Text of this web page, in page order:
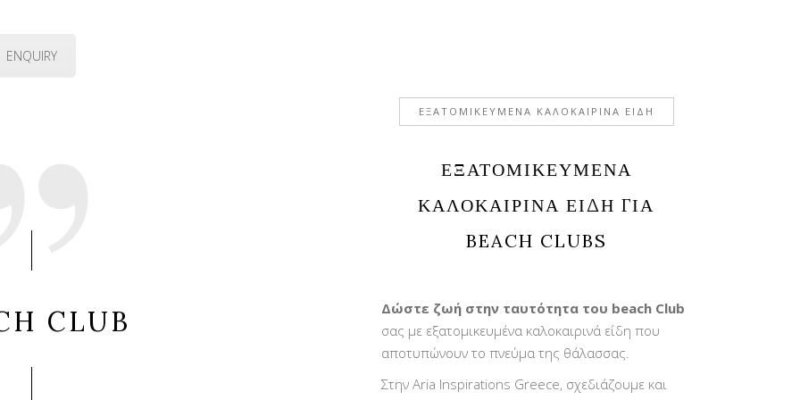
ENQUIRY
CLUB
ΕΞΑΤΟΜΙΚΕΥΜΕΝΑ ΚΑΛΟΚΑΙΡΙΝΑ ΕΙΔΗ
ΕΞΑΤΟΜΙΚΕΥΜΕΝΑ
ΚΑΛΟΚΑΙΡΙΝΑ ΕΙΔΗ ΓΙΑ
BEACH CLUBS
Δώστε ζωή στην ταυτότητα του beach Club
σας με εξατομικευμένα καλοκαιρινά είδη που
αποτυπώνουν το πνεύμα της θάλασσας.
Στην Aria Inspirations Greece, σχεδιάζουμε και